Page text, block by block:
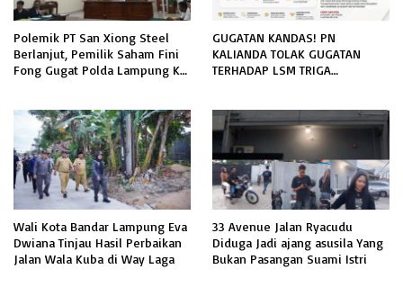
Polemik PT San Xiong Steel
Berlanjut, Pemilik Saham Fini
Fong Gugat Polda Lampung Ke
GUGATAN KANDAS! PN
KALIANDA TOLAK GUGATAN
TERHADAP LSM TRIGA
Wali Kota Bandar Lampung Eva
Dwiana Tinjau Hasil Perbaikan
Jalan Wala Kuba di Way Laga
33 Avenue Jalan Ryacudu
Diduga Jadi ajang asusila Yang
Bukan Pasangan Suami Istri